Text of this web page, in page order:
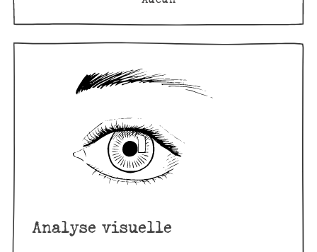
Analyse visuelle